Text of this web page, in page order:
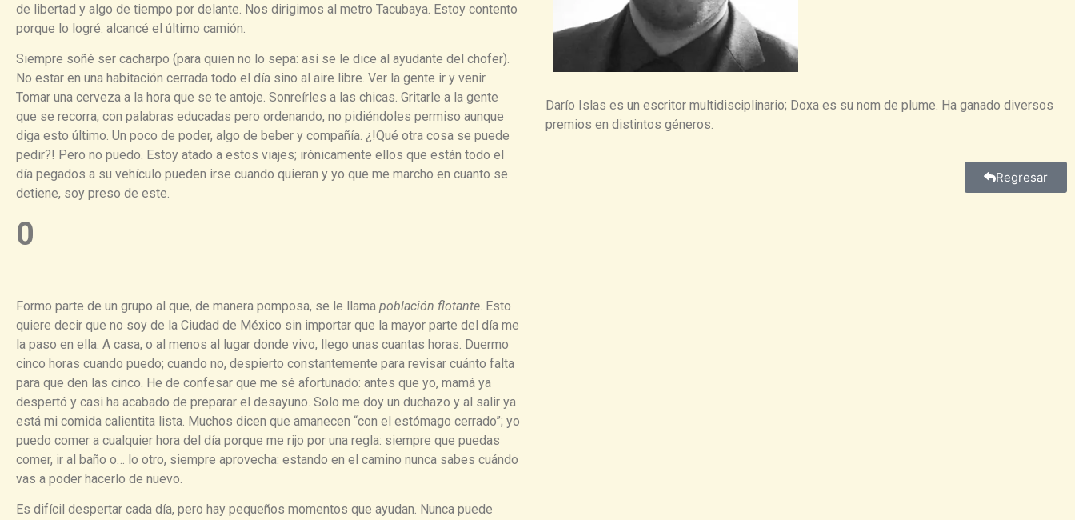
de libertad y algo de tiempo por delante. Nos dirigimos al metro Tacubaya. Estoy contento
porque lo logré: alcancé el último camión.
Siempre soñé ser cacharpo (para quien no lo sepa: así se le dice al ayudante del chofer).
No estar en una habitación cerrada todo el día sino al aire libre. Ver la gente ir y venir.
Tomar una cerveza a la hora que se te antoje. Sonreírles a las chicas. Gritarle a la gente
que se recorra, con palabras educadas pero ordenando, no pidiéndoles permiso aunque
diga esto último. Un poco de poder, algo de beber y compañía. ¿!Qué otra cosa se puede
pedir?! Pero no puedo. Estoy atado a estos viajes; irónicamente ellos que están todo el
día pegados a su vehículo pueden irse cuando quieran y yo que me marcho en cuanto se
detiene, soy preso de este.
0
Formo parte de un grupo al que, de manera pomposa, se le llama población flotante. Esto
quiere decir que no soy de la Ciudad de México sin importar que la mayor parte del día me
la paso en ella. A casa, o al menos al lugar donde vivo, llego unas cuantas horas. Duermo
cinco horas cuando puedo; cuando no, despierto constantemente para revisar cuánto falta
para que den las cinco. He de confesar que me sé afortunado: antes que yo, mamá ya
despertó y casi ha acabado de preparar el desayuno. Solo me doy un duchazo y al salir ya
está mi comida calientita lista. Muchos dicen que amanecen “con el estómago cerrado”; yo
puedo comer a cualquier hora del día porque me rijo por una regla: siempre que puedas
comer, ir al baño o… lo otro, siempre aprovecha: estando en el camino nunca sabes cuándo
vas a poder hacerlo de nuevo.
Es difícil despertar cada día, pero hay pequeños momentos que ayudan. Nunca puede
Darío Islas es un escritor multidisciplinario; Doxa es su nom de plume. Ha ganado diversos
premios en distintos géneros.
Regresar